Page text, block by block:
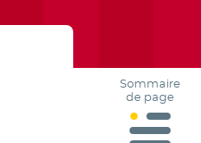
Sommaire
de page